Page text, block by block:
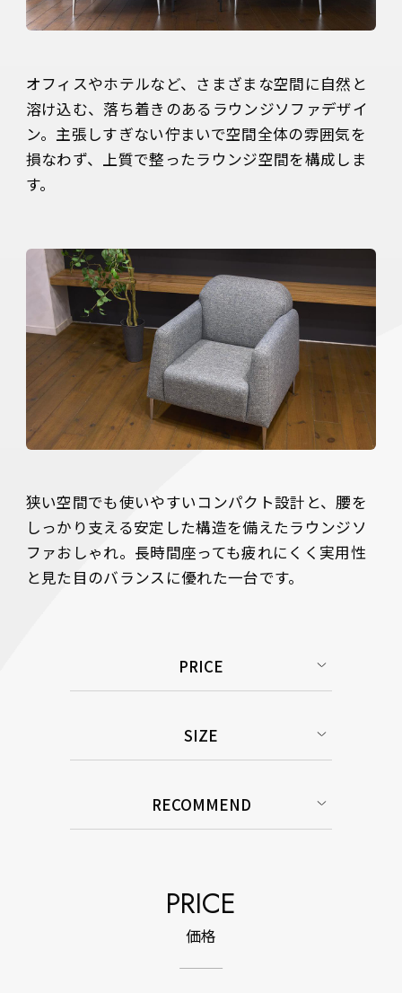
オフィスやホテルなど、さまざまな空間に自然と
溶け込む、落ち着きのあるラウンジソファデザイ
ン。主張しすぎない佇まいで空間全体の雰囲気を
損なわず、上質で整ったラウンジ空間を構成しま
す。
狭い空間でも使いやすいコンパクト設計と、腰を
しっかり支える安定した構造を備えたラウンジソ
ファおしゃれ。長時間座っても疲れにくく実用性
と見た目のバランスに優れた一台です。
PRICE
SIZE
RECOMMEND
PRICE
価格